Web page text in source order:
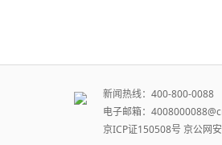
新闻热线：400-800-
电子邮箱：
京ICP证150508号 京公网